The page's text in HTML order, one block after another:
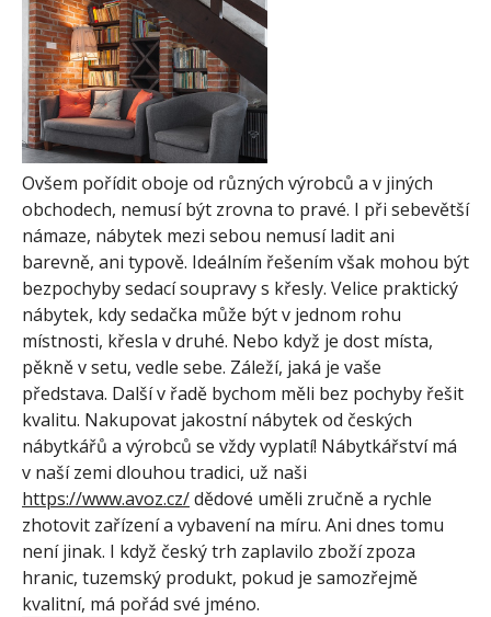
Ovšem pořídit oboje od různých výrobců a v jiných
obchodech, nemusí být zrovna to pravé. I při sebevětší
námaze, nábytek mezi sebou nemusí ladit ani
barevně, ani typově. Ideálním řešením však mohou být
bezpochybysedací soupravy s křesly. Velice praktický
nábytek, kdy sedačka může být v jednom rohu
místnosti, křesla v druhé. Nebo když je dost místa,
pěkně v setu, vedle sebe. Záleží, jaká je vaše
představa. Další v řadě bychom měli bez pochyby řešit
kvalitu. Nakupovat jakostní nábytek od českých
nábytkářů a výrobců se vždy vyplatí! Nábytkářství má
v naší zemi dlouhou tradici, už naši
https://www.avoz.cz/dědové uměli zručně a rychle
zhotovit zařízení a vybavení na míru. Ani dnes tomu
není jinak. I když český trh zaplavilo zboží zpoza
hranic, tuzemský produkt, pokud je samozřejmě
kvalitní, má pořád své jméno.